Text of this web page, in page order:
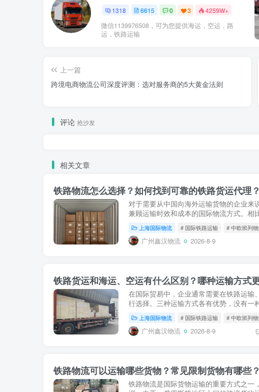
1318 6615 0 3 4259W+
微信1139976508，可为您提供海运，空运，路
运，铁路运输
上一篇
跨境电商物流公司深度评测：选对服务商的5大黄金法则
评论 抢沙发
相关文章
铁路物流怎么选择？如何找到可靠的铁路货运代理？
对于需要从中国向海外运输货物的企业来
兼顾运输时效和成本的国际物流方式。相
输方面通常具有更好...
上海国际物流 # 国际铁路运输 # 中欧班列
广州鑫汉物流 2026-8-9
铁路货运和海运、空运有什么区别？哪种运输方式
在国际贸易中，企业通常需要在铁路运输
行选择。三种运输方式各有优势，没有一
时效、货物重量、体积...
上海国际物流 # 国际铁路运输 # 中欧班列
广州鑫汉物流 2026-8-9
铁路物流可以运输哪些货物？常见限制货物有哪些？
铁路物流是国际货物运输的重要方式之一